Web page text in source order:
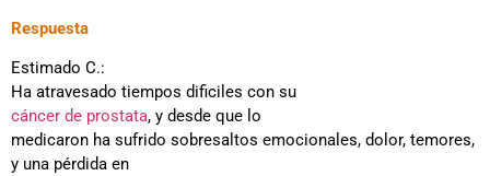
Respuesta
Estimado C.:
Ha atravesado tiempos dificiles con su
cáncer de prostata, y desde que lo
medicaron ha sufrido sobresaltos emocionales, dolor, temores,
y una pérdida en